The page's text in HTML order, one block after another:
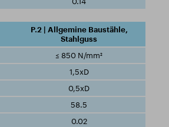
P.2 | Allgemine Baustähle,
Stahlguss
≤ 850 N/mm²
1,5xD
0,5xD
58.5
0.02